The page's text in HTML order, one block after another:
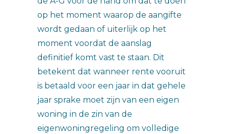
op het moment waarop de aangifte
wordt gedaan of uiterlijk op het
moment voordat de aanslag
definitief komt vast te staan. Dit
betekent dat wanneer rente vooruit
is betaald voor een jaar in dat gehele
jaar sprake moet zijn van een eigen
woning in de zin van de
eigenwoningregeling om volledige